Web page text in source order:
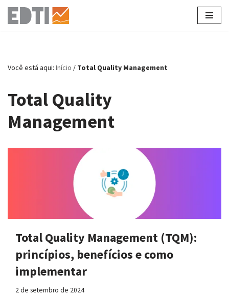
Pular
conteúdo
Você está aqui: Início / Total Quality Management
Total Quality
Management
Total Quality Management (TQM):
princípios, benefícios e como
implementar
2 de setembro de 2024